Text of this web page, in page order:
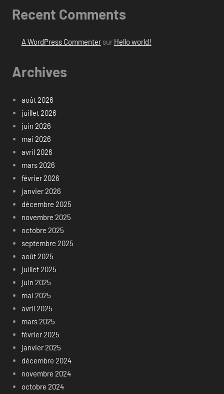
Recent Comments
A WordPress Commentersur Hello world!
Archives
août 2026
juillet 2026
juin 2026
mai 2026
avril 2026
mars 2026
février 2026
janvier 2026
décembre 2025
novembre 2025
octobre 2025
septembre 2025
août 2025
juillet 2025
juin 2025
mai 2025
avril 2025
mars 2025
février 2025
janvier 2025
décembre 2024
novembre 2024
octobre 2024